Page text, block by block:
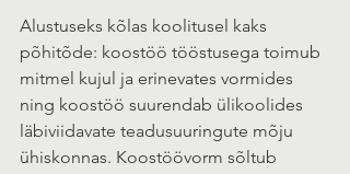
Alustuseks kõlas koolitusel kaks
põhitõde: koostöö tööstusega toimub
mitmel kujul ja erinevates vormides
ning koostöö suurendab ülikoolides
läbiviidavate teadusuuringute mõju
ühiskonnas. Koostöövorm sõltub